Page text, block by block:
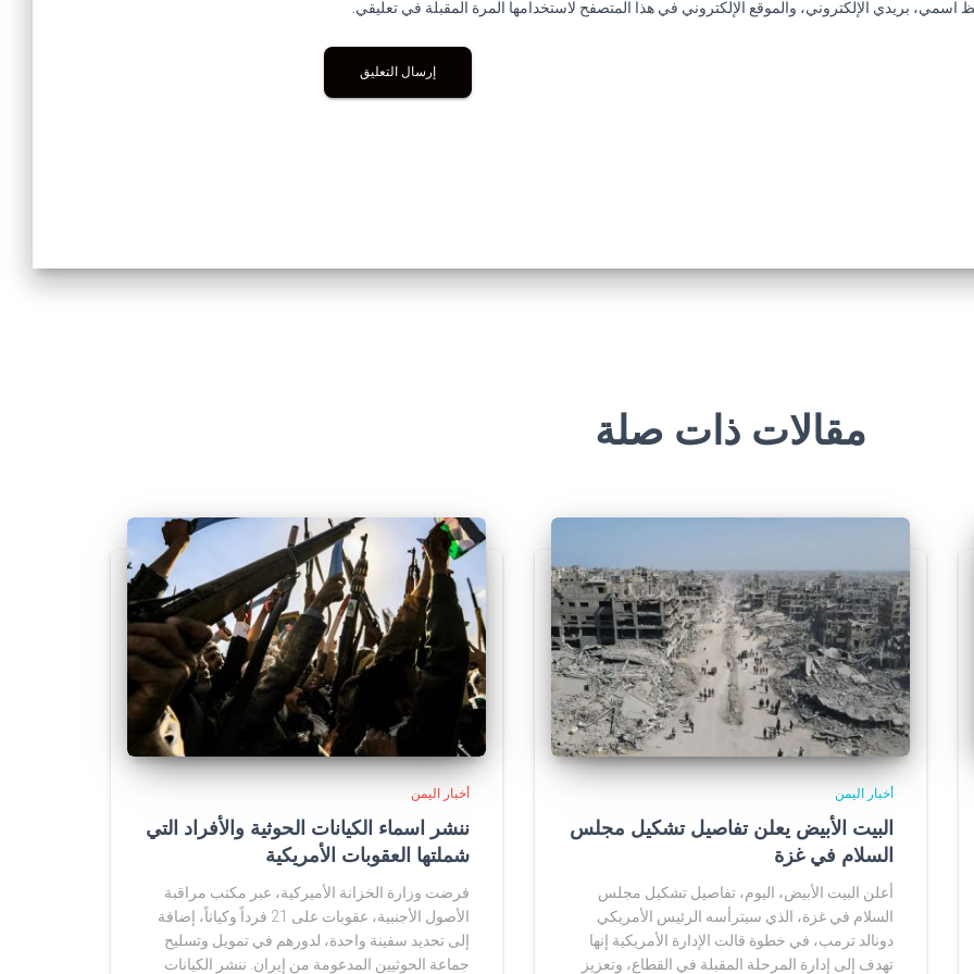
اسمي، بريدي الإلكتروني، والموقع الإلكتروني في هذا المتصفح لاستخدامها المرة المقبلة في تعليقي.
مقالات ذات صلة
أخبار اليمن
البيت الأبيض يعلن تفاصيل تشكيل مجلس
السلام في غزة
أعلن البيت الأبيض، اليوم، تفاصيل تشكيل مجلس
السلام في غزة، الذي سيترأسه الرئيس الأمريكي
دونالد ترمب، في خطوة قالت الإدارة الأمريكية إنها
تهدف إلى إدارة المرحلة المقبلة في القطاع، وتعزيز
أخبار اليمن
ننشر اسماء الكيانات الحوثية والأفراد التي
شملتها العقوبات الأمريكية
فرضت وزارة الخزانة الأميركية، عبر مكتب مراقبة
الأصول الأجنبية، عقوبات على 21 فرداً وكياناً، إضافة
إلى تحديد سفينة واحدة، لدورهم في تمويل وتسليح
جماعة الحوثيين المدعومة من إيران. ننشر الكيانات